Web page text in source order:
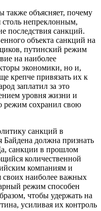
объясняет, почему
столь непреклонным,
последствия санкций.
объекта санкций на
путинский режим
на наиболее
экономики, но и,
крепче привязать их к
заплатил за это
уровня жизни и
режим сохранил свою
санкций в
должна признать
санкции в прошлом
количественной
компаниям и
наиболее важных
режим способен
чтобы удержать на
усиливая их контроль